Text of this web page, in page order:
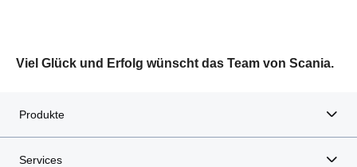
Viel Glück und Erfolg wünscht das Team von Scania.
Produkte
Services